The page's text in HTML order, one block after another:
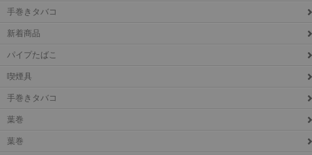
手巻きタバコ
新着商品
パイプたばこ
喫煙具
手巻きタバコ
葉巻
葉巻